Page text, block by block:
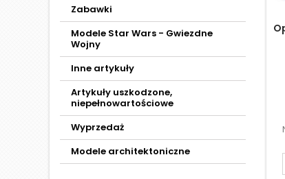
Zabawki
Modele Star Wars - Gwiezdne
Wojny
Inne artykuły
Artykuły uszkodzone,
niepełnowartościowe
Wyprzedaż
Modele architektoniczne